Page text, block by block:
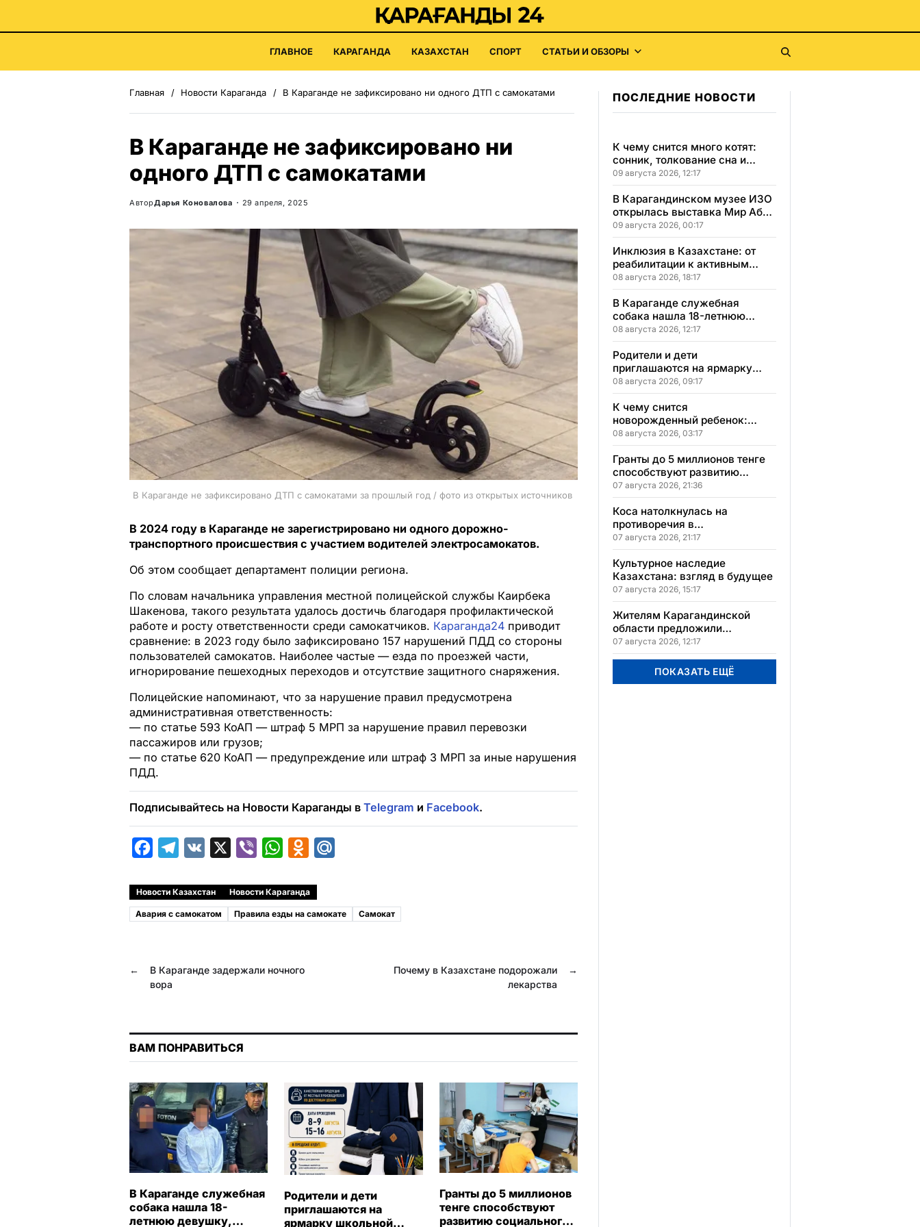
ГЛАВНОЕ КАРАГАНДА КАЗАХСТАН СПОРТ СТАТЬИ И ОБЗОРЫ
Главная Новости Караганда В Караганде не зафиксировано ни одного ДТП с самокатами
В Караганде не зафиксировано ни
одного ДТП с самокатами
АвторДарья Коновалова 29 апреля, 2025
В Караганде не зафиксировано ДТП с самокатами за прошлый год / фото из открытых источников
В 2024 году в Караганде не зарегистрировано ни одного дорожно-
транспортного происшествия с участием водителей электросамокатов.
Об этом сообщает департамент полиции региона.
По словам начальника управления местной полицейской службы Каирбека
Шакенова, такого результата удалось достичь благодаря профилактической
работе и росту ответственности среди самокатчиков. Караганда24 приводит
сравнение: в 2023 году было зафиксировано 157 нарушений ПДД со стороны
пользователей самокатов. Наиболее частые — езда по проезжей части,
игнорирование пешеходных переходов и отсутствие защитного снаряжения.
Полицейские напоминают, что за нарушение правил предусмотрена
административная ответственность:
— по статье 593 КоАП — штраф 5 МРП за нарушение правил перевозки
пассажиров или грузов;
— по статье 620 КоАП — предупреждение или штраф 3 МРП за иные нарушения
ПДД.
Подписывайтесь на Новости Караганды в Telegram и Facebook.
c
e
o
k
l
e
a
b
e
W
a
t
p
n
o
n
i
l
Новости Казахстан Новости Караганда
Авария с самокатом Правила езды на самокате Самокат
←
В Караганде задержали ночного
вора
→
Почему в Казахстане подорожали
лекарства
ВАМ ПОНРАВИТЬСЯ
В Караганде служебная
собака нашла 18-
летнюю девушку,
Родители и дети
приглашаются на
ярмарку школьной
Гранты до 5 миллионов
тенге способствуют
развитию социального
ПОСЛЕДНИЕ НОВОСТИ
К чему снится много котят:
сонник, толкование сна и
значение сна для вашей
жизни
09 августа 2026, 12:17
В Карагандинском музее ИЗО
открылась выставка Мир Абая
в красках и образах
09 августа 2026, 00:17
Инклюзия в Казахстане: от
реабилитации к активным
победам и самостоятельности
08 августа 2026, 18:17
В Караганде служебная
собака нашла 18-летнюю
девушку, пропавшую после
свидания
08 августа 2026, 12:17
Родители и дети
приглашаются на ярмарку
школьной одежды в
Казахстане
08 августа 2026, 09:17
К чему снится
новорожденный ребенок:
сонник, толкование и
значение сна
08 августа 2026, 03:17
Гранты до 5 миллионов тенге
способствуют развитию
социального бизнеса в
Карагандинской области
07 августа 2026, 21:36
Коса натолкнулась на
противоречия в
Карагандинской области
07 августа 2026, 21:17
Культурное наследие
Казахстана: взгляд в будущее
07 августа 2026, 15:17
Жителям Карагандинской
области предложили
бесплатное обучение с
гарантией трудоустройства
07 августа 2026, 12:17
ПОКАЗАТЬ ЕЩЁ